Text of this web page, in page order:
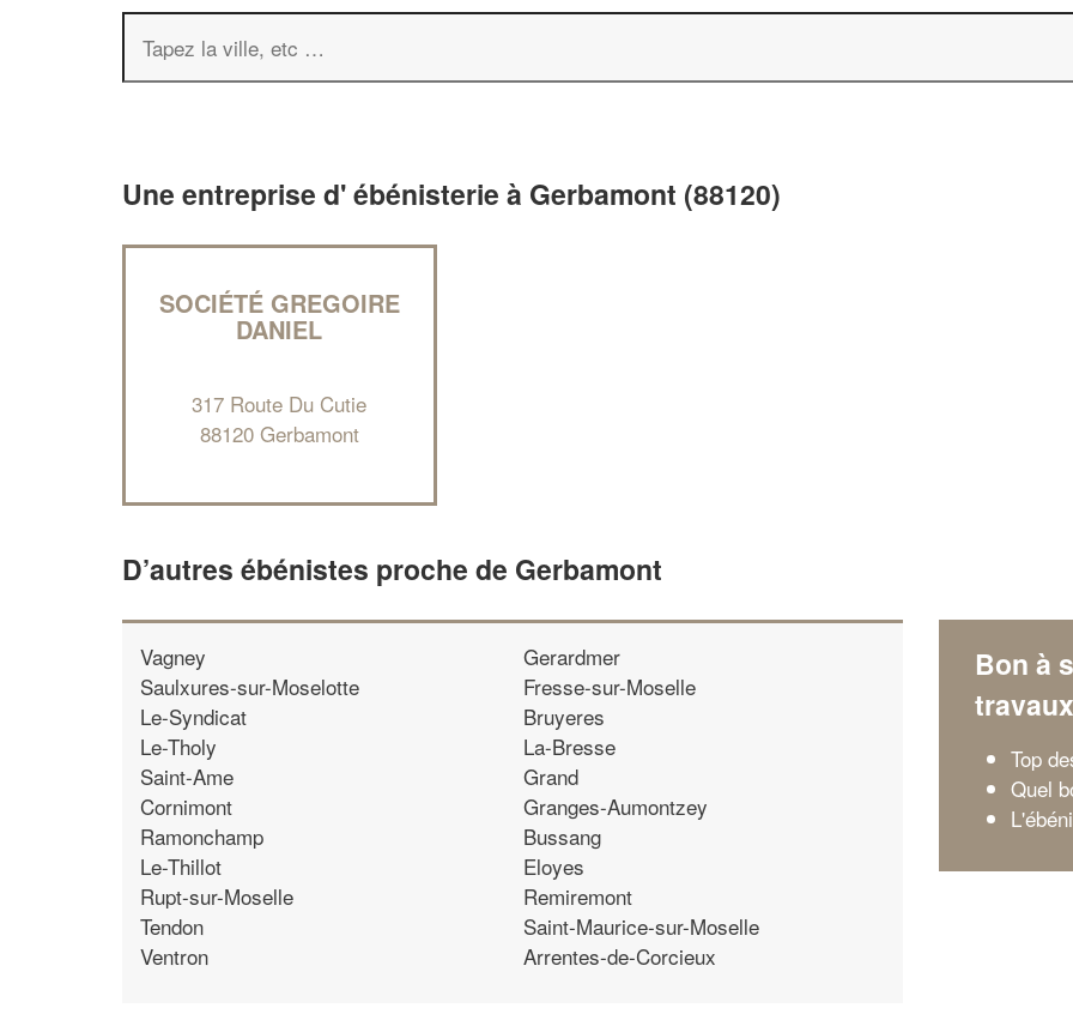
Une entreprise d' ébénisterie à Gerbamont (88120)
SOCIÉTÉ GREGOIRE
DANIEL
317 Route Du Cutie
88120 Gerbamont
D’autres ébénistes proche de Gerbamont
Vagney
Saulxures-sur-Moselotte
Le-Syndicat
Le-Tholy
Saint-Ame
Cornimont
Ramonchamp
Le-Thillot
Rupt-sur-Moselle
Tendon
Ventron
Gerardmer
Fresse-sur-Moselle
Bruyeres
La-Bresse
Grand
Granges-Aumontzey
Bussang
Eloyes
Remiremont
Saint-Maurice-sur-Moselle
Arrentes-de-Corcieux
Bon à
travaux
Top
Quel